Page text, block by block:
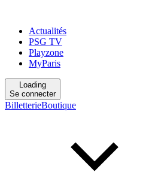
Actualités
PSG TV
Playzone
MyParis
Loading
Se connecter
BilletterieBoutique